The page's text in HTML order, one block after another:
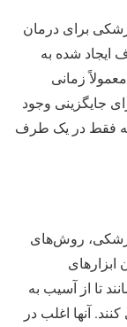
برای درمان
ایجاد شده به
زمانی
جایگزینی وجود
فقط در یک طرف
روش‌های
تا از آسیب به
آنها اغلب در